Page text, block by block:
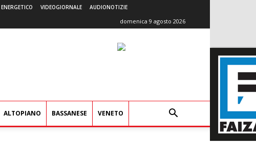
ENERGETICO VIDEOGIORNALE AUDIONOTIZIE
domenica 9 agosto 2026
ALTOPIANO BASSANESE VENETO